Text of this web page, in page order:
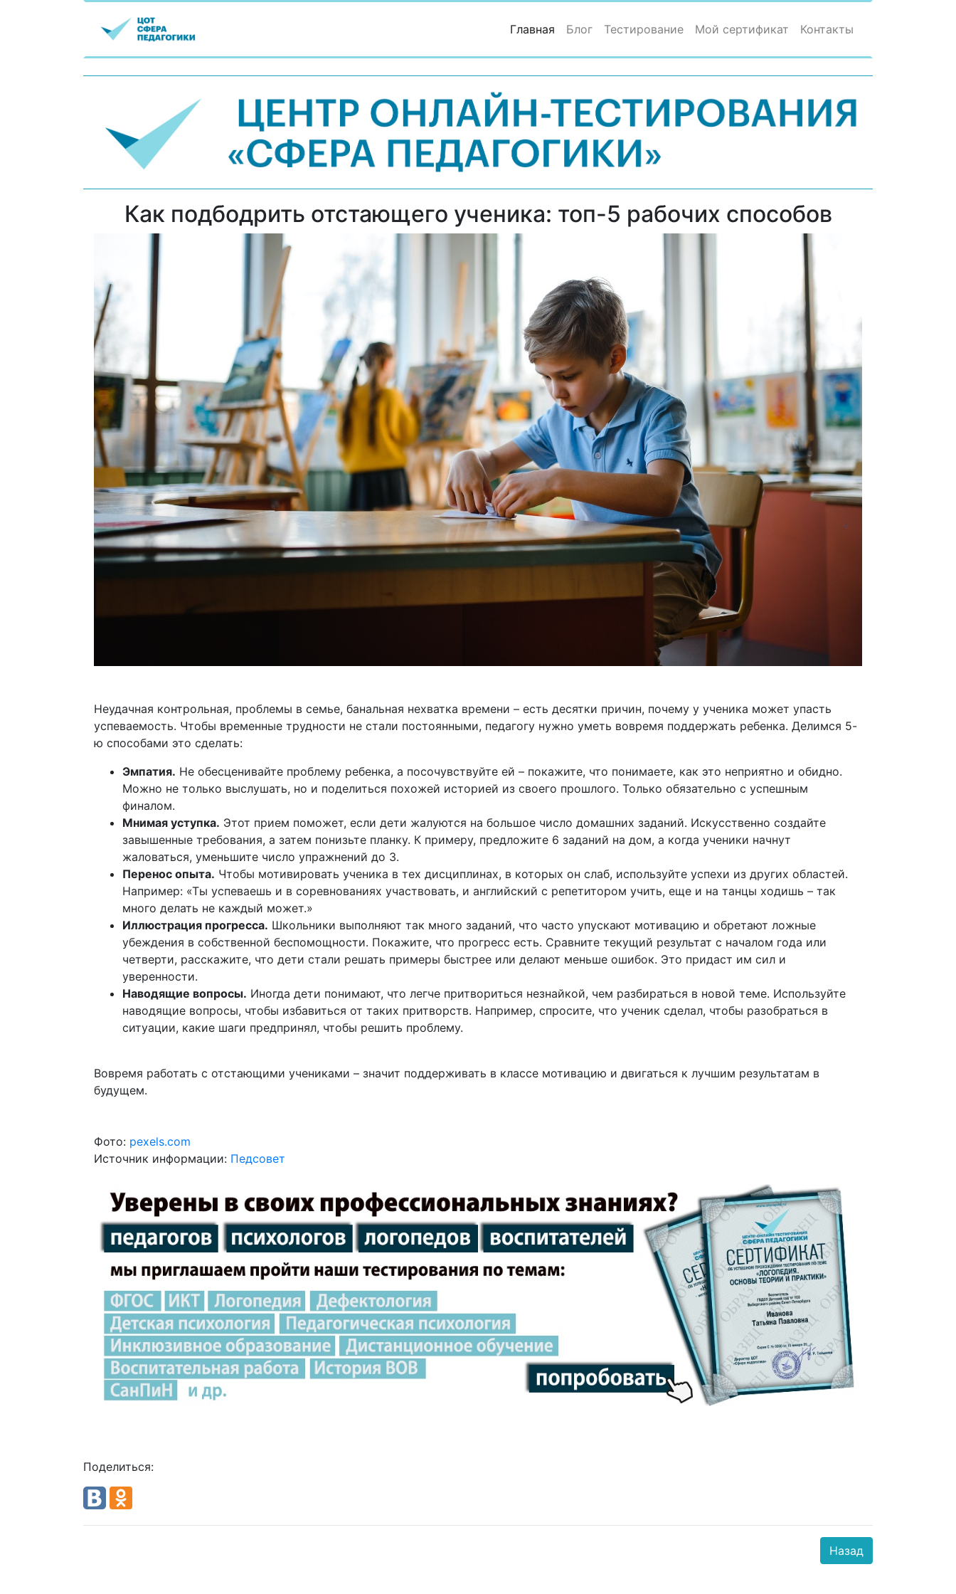
Главная (current)
Блог Тестирование Мой сертификат Контакты
Как подбодрить отстающего ученика: топ-5 рабочих способов
Неудачная контрольная, проблемы в семье, банальная нехватка времени – есть десятки причин, почему у ученика может упасть
успеваемость. Чтобы временные трудности не стали постоянными, педагогу нужно уметь вовремя поддержать ребенка. Делимся 5-
ю способами это сделать:
Эмпатия. Не обесценивайте проблему ребенка, а посочувствуйте ей – покажите, что понимаете, как это неприятно и обидно.
Можно не только выслушать, но и поделиться похожей историей из своего прошлого. Только обязательно с успешным
финалом.
Мнимая уступка. Этот прием поможет, если дети жалуются на большое число домашних заданий. Искусственно создайте
завышенные требования, а затем понизьте планку. К примеру, предложите 6 заданий на дом, а когда ученики начнут
жаловаться, уменьшите число упражнений до 3.
Перенос опыта. Чтобы мотивировать ученика в тех дисциплинах, в которых он слаб, используйте успехи из других областей.
Например: «Ты успеваешь и в соревнованиях участвовать, и английский с репетитором учить, еще и на танцы ходишь – так
много делать не каждый может.»
Иллюстрация прогресса. Школьники выполняют так много заданий, что часто упускают мотивацию и обретают ложные
убеждения в собственной беспомощности. Покажите, что прогресс есть. Сравните текущий результат с началом года или
четверти, расскажите, что дети стали решать примеры быстрее или делают меньше ошибок. Это придаст им сил и
уверенности.
Наводящие вопросы. Иногда дети понимают, что легче притвориться незнайкой, чем разбираться в новой теме. Используйте
наводящие вопросы, чтобы избавиться от таких притворств. Например, спросите, что ученик сделал, чтобы разобраться в
ситуации, какие шаги предпринял, чтобы решить проблему.
Вовремя работать с отстающими учениками – значит поддерживать в классе мотивацию и двигаться к лучшим результатам в
будущем.
Фото: pexels.com
Источник информации: Педсовет
Поделиться:
Назад